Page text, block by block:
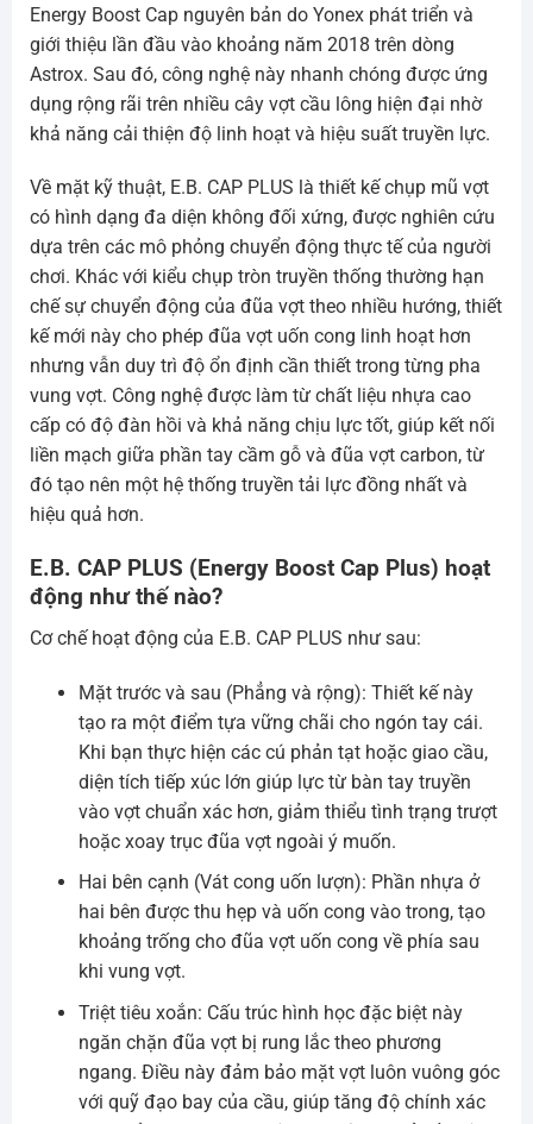
Energy Boost Cap nguyên bản do Yonex phát triển và
giới thiệu lần đầu vào khoảng năm 2018 trên dòng
Astrox. Sau đó, công nghệ này nhanh chóng được ứng
dụng rộng rãi trên nhiều cây vợt cầu lông hiện đại nhờ
khả năng cải thiện độ linh hoạt và hiệu suất truyền lực.
Về mặt kỹ thuật, E.B. CAP PLUS là thiết kế chụp mũ vợt
có hình dạng đa diện không đối xứng, được nghiên cứu
dựa trên các mô phỏng chuyển động thực tế của người
chơi. Khác với kiểu chụp tròn truyền thống thường hạn
chế sự chuyển động của đũa vợt theo nhiều hướng, thiết
kế mới này cho phép đũa vợt uốn cong linh hoạt hơn
nhưng vẫn duy trì độ ổn định cần thiết trong từng pha
vung vợt. Công nghệ được làm từ chất liệu nhựa cao
cấp có độ đàn hồi và khả năng chịu lực tốt, giúp kết nối
liền mạch giữa phần tay cầm gỗ và đũa vợt carbon, từ
đó tạo nên một hệ thống truyền tải lực đồng nhất và
hiệu quả hơn.
E.B. CAP PLUS (Energy Boost Cap Plus) hoạt
động như thế nào?
Cơ chế hoạt động của E.B. CAP PLUS như sau:
Mặt trước và sau (Phẳng và rộng): Thiết kế này
tạo ra một điểm tựa vững chãi cho ngón tay cái.
Khi bạn thực hiện các cú phản tạt hoặc giao cầu,
diện tích tiếp xúc lớn giúp lực từ bàn tay truyền
vào vợt chuẩn xác hơn, giảm thiểu tình trạng trượt
hoặc xoay trục đũa vợt ngoài ý muốn.
Hai bên cạnh (Vát cong uốn lượn): Phần nhựa ở
hai bên được thu hẹp và uốn cong vào trong, tạo
khoảng trống cho đũa vợt uốn cong về phía sau
khi vung vợt.
Triệt tiêu xoắn: Cấu trúc hình học đặc biệt này
ngăn chặn đũa vợt bị rung lắc theo phương
ngang. Điều này đảm bảo mặt vợt luôn vuông góc
với quỹ đạo bay của cầu, giúp tăng độ chính xác